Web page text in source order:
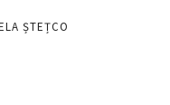
ȘTEȚCO